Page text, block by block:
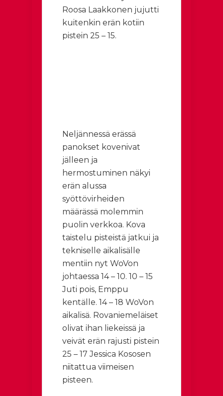
Roosa Laakkonen jujutti
kuitenkin erän kotiin
pistein 25 – 15.
Neljännessä erässä
panokset kovenivat
jälleen ja
hermostuminen näkyi
erän alussa
syöttövirheiden
määrässä molemmin
puolin verkkoa. Kova
taistelu pisteistä jatkui ja
tekniselle aikalisälle
mentiin nyt WoVon
johtaessa 14 – 10. 10 – 15
Juti pois, Emppu
kentälle. 14 – 18 WoVon
aikalisä. Rovaniemeläiset
olivat ihan liekeissä ja
veivät erän rajusti pistein
25 – 17 Jessica Kososen
niitattua viimeisen
pisteen.